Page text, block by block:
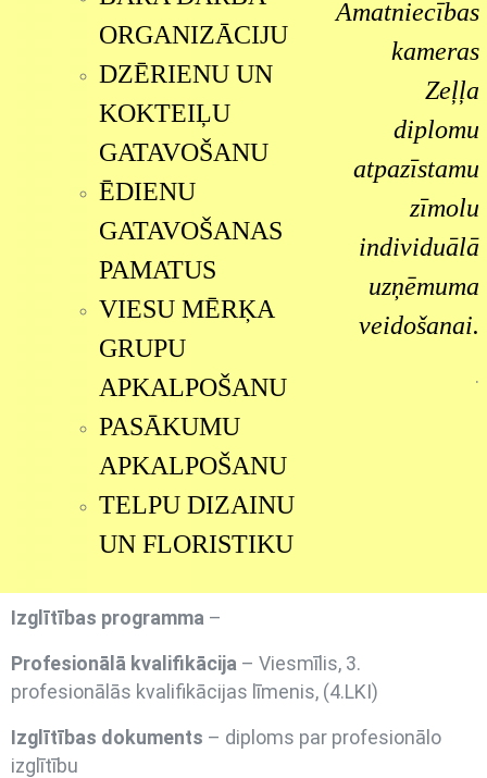
ORGANIZĀCIJU
DZĒRIENU UN
KOKTEIĻU
GATAVOŠANU
ĒDIENU
GATAVOŠANAS
PAMATUS
VIESU MĒRĶA
GRUPU
APKALPOŠANU
PASĀKUMU
APKALPOŠANU
TELPU DIZAINU
UN FLORISTIKU
Amatniecības
kameras
Zeļļa
diplomu
atpazīstamu
zīmolu
individuālā
uzņēmuma
veidošanai.
.
Izglītības programma –
Profesionālā kvalifikācija – Viesmīlis, 3.
profesionālās kvalifikācijas līmenis, (4.LKI)
Izglītības dokuments – diploms par profesionālo
izglītību